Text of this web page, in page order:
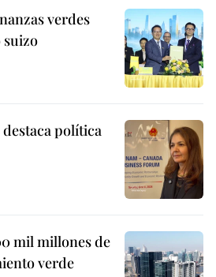
verdes
suizo
política
mil millones de
verde